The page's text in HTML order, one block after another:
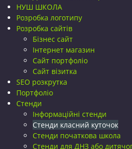
НУШ ШКОЛА
Розробка логотипу
Розробка сайтів
Бізнес сайт
Інтернет магазин
Сайт портфоліо
Сайт візитка
SEO розкрутка
Портфоліо
Стенди
Інформаційні стенди
Стенди класний куточок
Стенди початкова школа
Стенди для ДНЗ або